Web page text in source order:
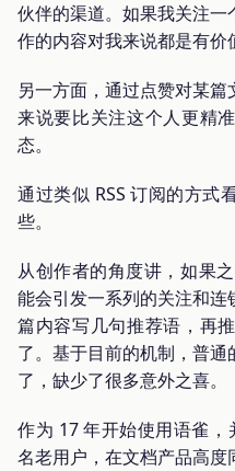
伙伴的渠道。如果我关注
作的内容对我来说都是有价
另一方面，通过点赞对某
来说要比关注这个人更精
态。
通过类似 RSS 订阅的方式
些。
从创作者的角度讲，如果
能会引发一系列的关注和
篇内容写几句推荐语，再
了。基于目前的机制，普
了，缺少了很多意外之喜。
作为 17 年开始使用语雀
名老用户，在文档产品高